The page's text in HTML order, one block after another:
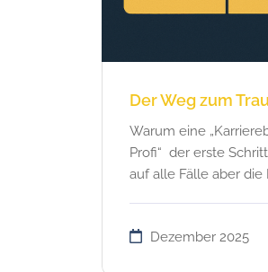
Der Weg zum
Warum eine
Profi“ der erste
auf alle Fälle aber die
Dezember 2025